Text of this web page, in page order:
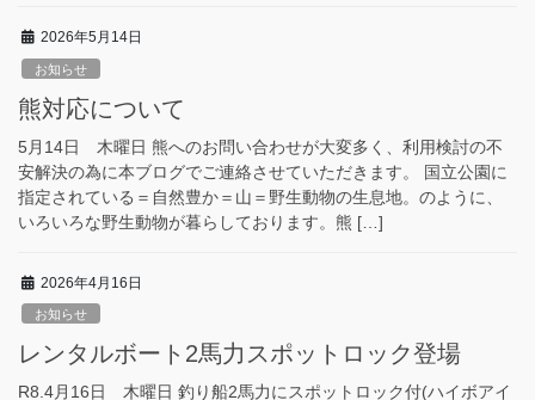
2026年5月14日
お知らせ
熊対応について
5月14日 木曜日 熊へのお問い合わせが大変多く、利用検討の不
安解決の為に本ブログでご連絡させていただきます。 国立公園に
指定されている＝自然豊か＝山＝野生動物の生息地。のように、
いろいろな野生動物が暮らしております。熊 […]
2026年4月16日
お知らせ
レンタルボート2馬力スポットロック登場
R8.4月16日 木曜日 釣り船2馬力にスポットロック付(ハイボアイ